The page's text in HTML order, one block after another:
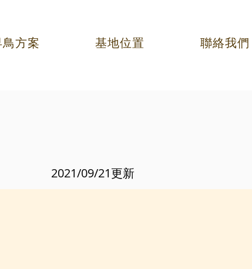
方案 基地位置 聯絡我們
2021/09/21更新